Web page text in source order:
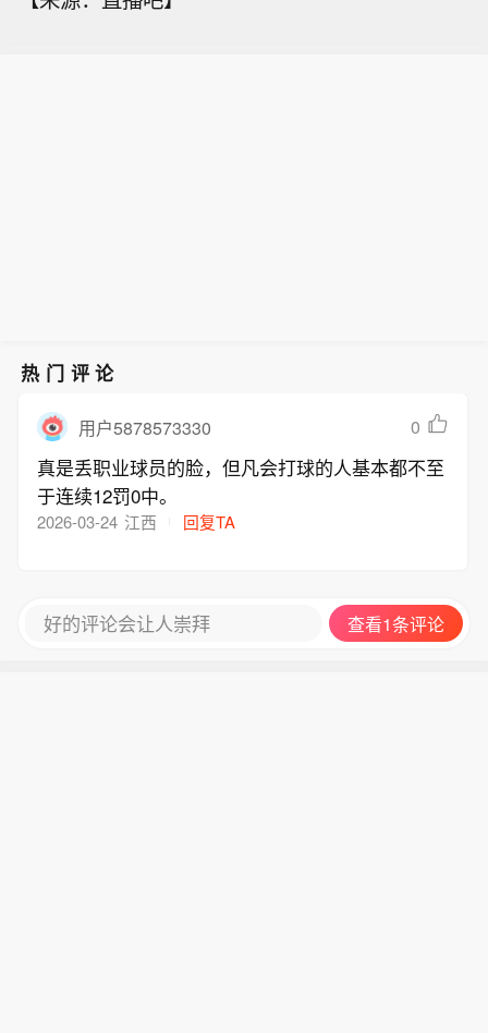
热门评论
用户5878573330 0
真是丢职业球员的脸，但凡会打球的人基本都不至
于连续12罚0中。
2026-03-24 江西 回复TA
好的评论会让人崇拜 查看1条评论